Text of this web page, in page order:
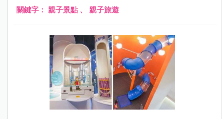
關鍵字： 親子景點 、 親子旅遊